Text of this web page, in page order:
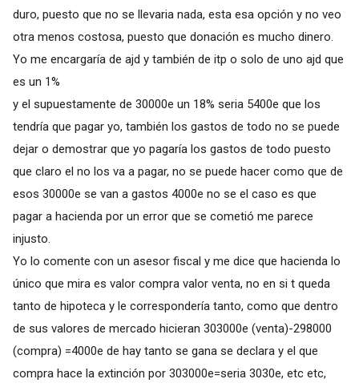
duro, puesto que no se llevaria nada, esta esa opción y no veo
otra menos costosa, puesto que donación es mucho dinero.
Yo me encargaría de ajd y también de itp o solo de uno ajd que
es un 1%
y el supuestamente de 30000e un 18% seria 5400e que los
tendría que pagar yo, también los gastos de todo no se puede
dejar o demostrar que yo pagaría los gastos de todo puesto
que claro el no los va a pagar, no se puede hacer como que de
esos 30000e se van a gastos 4000e no se el caso es que
pagar a hacienda por un error que se cometió me parece
injusto.
Yo lo comente con un asesor fiscal y me dice que hacienda lo
único que mira es valor compra valor venta, no en si t queda
tanto de hipoteca y le correspondería tanto, como que dentro
de sus valores de mercado hicieran 303000e (venta)-298000
(compra) =4000e de hay tanto se gana se declara y el que
compra hace la extinción por 303000e=seria 3030e, etc etc,